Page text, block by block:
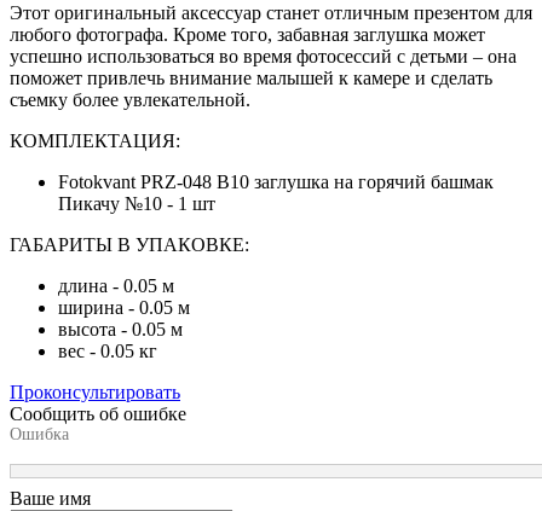
Этот оригинальный аксессуар станет отличным презентом для
любого фотографа. Кроме того, забавная заглушка может
успешно использоваться во время фотосессий с детьми – она
поможет привлечь внимание малышей к камере и сделать
съемку более увлекательной.
КОМПЛЕКТАЦИЯ:
Fotokvant PRZ-048 B10 заглушка на горячий башмак
Пикачу №10 - 1 шт
ГАБАРИТЫ В УПАКОВКЕ:
длина - 0.05 м
ширина - 0.05 м
высота - 0.05 м
вес - 0.05 кг
Проконсультировать
Сообщить об ошибке
Ошибка
Ваше имя